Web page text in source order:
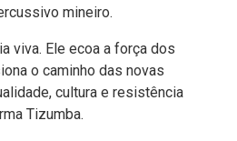
mineiro.
viva. Ele ecoa a força dos
o caminho das novas
cultura e resistência
Tizumba.